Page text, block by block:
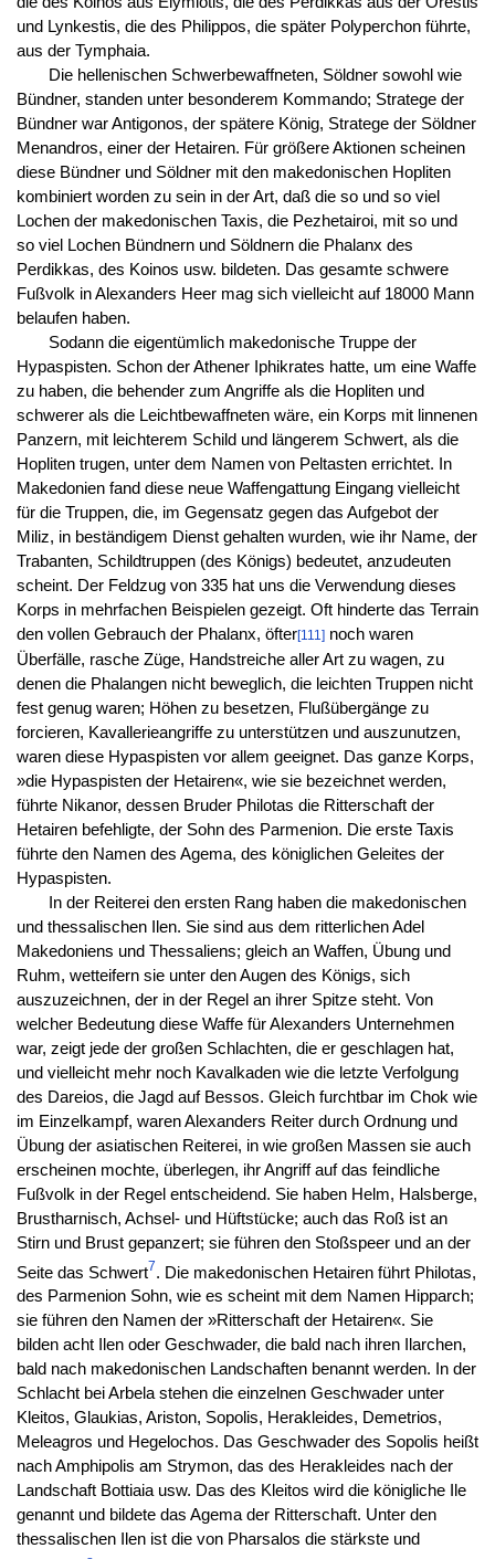
und Lynkestis, die des Philippos, die später Polyperchon führte,
aus der Tymphaia.
Die hellenischen Schwerbewaffneten, Söldner sowohl wie
Bündner, standen unter besonderem Kommando; Stratege der
Bündner war Antigonos, der spätere König, Stratege der Söldner
Menandros, einer der Hetairen. Für größere Aktionen scheinen
diese Bündner und Söldner mit den makedonischen Hopliten
kombiniert worden zu sein in der Art, daß die so und so viel
Lochen der makedonischen Taxis, die Pezhetairoi, mit so und
so viel Lochen Bündnern und Söldnern die Phalanx des
Perdikkas, des Koinos usw. bildeten. Das gesamte schwere
Fußvolk in Alexanders Heer mag sich vielleicht auf 18000 Mann
belaufen haben.
Sodann die eigentümlich makedonische Truppe der
Hypaspisten. Schon der Athener Iphikrates hatte, um eine Waffe
zu haben, die behender zum Angriffe als die Hopliten und
schwerer als die Leichtbewaffneten wäre, ein Korps mit linnenen
Panzern, mit leichterem Schild und längerem Schwert, als die
Hopliten trugen, unter dem Namen von Peltasten errichtet. In
Makedonien fand diese neue Waffengattung Eingang vielleicht
für die Truppen, die, im Gegensatz gegen das Aufgebot der
Miliz, in beständigem Dienst gehalten wurden, wie ihr Name, der
Trabanten, Schildtruppen (des Königs) bedeutet, anzudeuten
scheint. Der Feldzug von 335 hat uns die Verwendung dieses
Korps in mehrfachen Beispielen gezeigt. Oft hinderte das Terrain
den vollen Gebrauch der Phalanx, öfter[111]noch waren
Überfälle, rasche Züge, Handstreiche aller Art zu wagen, zu
denen die Phalangen nicht beweglich, die leichten Truppen nicht
fest genug waren; Höhen zu besetzen, Flußübergänge zu
forcieren, Kavallerieangriffe zu unterstützen und auszunutzen,
waren diese Hypaspisten vor allem geeignet. Das ganze Korps,
»die Hypaspisten der Hetairen«, wie sie bezeichnet werden,
führte Nikanor, dessen Bruder Philotas die Ritterschaft der
Hetairen befehligte, der Sohn des Parmenion. Die erste Taxis
führte den Namen des Agema, des königlichen Geleites der
Hypaspisten.
In der Reiterei den ersten Rang haben die makedonischen
und thessalischen Ilen. Sie sind aus dem ritterlichen Adel
Makedoniens und Thessaliens; gleich an Waffen, Übung und
Ruhm, wetteifern sie unter den Augen des Königs, sich
auszuzeichnen, der in der Regel an ihrer Spitze steht. Von
welcher Bedeutung diese Waffe für Alexanders Unternehmen
war, zeigt jede der großen Schlachten, die er geschlagen hat,
und vielleicht mehr noch Kavalkaden wie die letzte Verfolgung
des Dareios, die Jagd auf Bessos. Gleich furchtbar im Chok wie
im Einzelkampf, waren Alexanders Reiter durch Ordnung und
Übung der asiatischen Reiterei, in wie großen Massen sie auch
erscheinen mochte, überlegen, ihr Angriff auf das feindliche
Fußvolk in der Regel entscheidend. Sie haben Helm, Halsberge,
Brustharnisch, Achsel- und Hüftstücke; auch das Roß ist an
Stirn und Brust gepanzert; sie führen den Stoßspeer und an der
Seite das Schwert7. Die makedonischen Hetairen führt Philotas,
des Parmenion Sohn, wie es scheint mit dem Namen Hipparch;
sie führen den Namen der »Ritterschaft der Hetairen«. Sie
bilden acht Ilen oder Geschwader, die bald nach ihren Ilarchen,
bald nach makedonischen Landschaften benannt werden. In der
Schlacht bei Arbela stehen die einzelnen Geschwader unter
Kleitos, Glaukias, Ariston, Sopolis, Herakleides, Demetrios,
Meleagros und Hegelochos. Das Geschwader des Sopolis heißt
nach Amphipolis am Strymon, das des Herakleides nach der
Landschaft Bottiaia usw. Das des Kleitos wird die königliche Ile
genannt und bildete das Agema der Ritterschaft. Unter den
thessalischen Ilen ist die von Pharsalos die stärkste und